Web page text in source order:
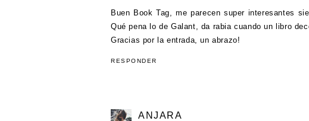
Buen Book Tag, me parecen super interesantes
Qué pena lo de Galant, da rabia cuando un libro
Gracias por la entrada, un abrazo!
RESPONDER
ANJARA